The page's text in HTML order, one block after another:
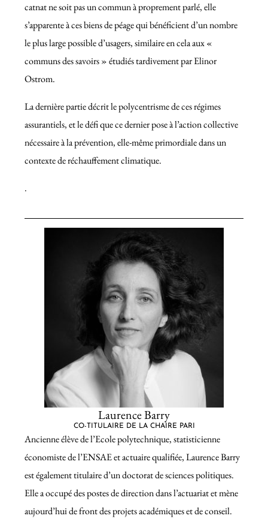
catnat ne soit pas un commun à proprement parlé, elle
s’apparente à ces biens de péage qui bénéficient d’un nombre
le plus large possible d’usagers, similaire en cela aux «
communs des savoirs » étudiés tardivement par Elinor
Ostrom.
La dernière partie décrit le polycentrisme de ces régimes
assurantiels, et le défi que ce dernier pose à l’action collective
nécessaire à la prévention, elle-même primordiale dans un
contexte de réchauffement climatique.
.
Laurence Barry
CO-TITULAIRE DE LA CHAIRE PARI
Ancienne élève de l’Ecole polytechnique, statisticienne
économiste de l’ENSAE et actuaire qualifiée, Laurence Barry
est également titulaire d’un doctorat de sciences politiques.
Elle a occupé des postes de direction dans l’actuariat et mène
aujourd’hui de front des projets académiques et de conseil.